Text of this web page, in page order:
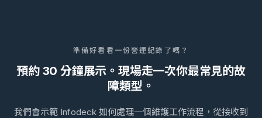
準備好看看一份營運紀錄了嗎？
預約 30 分鐘展示。現場走一次你最常見的故
障類型。
我們會示範 Infodeck 如何處理一個維護工作流程，從接收到